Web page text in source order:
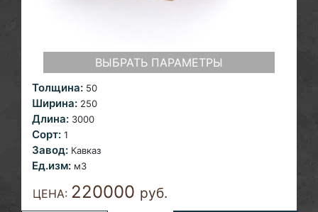
ВЫБРАТЬ ПАРАМЕТРЫ
Толщина: 50
Ширина: 250
Длина: 3000
Сорт: 1
Завод: Кавказ
Ед.изм: м3
ЦЕНА: 220000 руб.